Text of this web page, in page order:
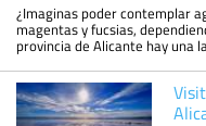
¿Imaginas poder contemplar
magentas y fucsias,
provincia de Alicante hay una